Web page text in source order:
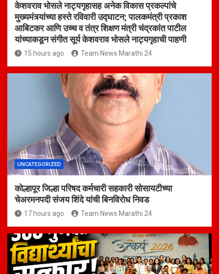
केशवराव भोसले नाट्यगृहासह अनेक विकास प्रकल्पांचे
मुख्यमंत्र्यांच्या हस्ते रविवारी उद्घाटन; पालकमंत्री प्रकाश
आबिटकर आणि उच्च व तंत्र शिक्षण मंत्री चंद्रकांत पाटील
यांच्याकडून संगीत सूर्य केशवराव भोसले नाट्यगृहाची पाहणी
15 hours ago Team News Marathi 24
UNCATEGORIZED
कोल्हापूर जिल्हा परिषद कर्मचारी सहकारी सोसायटीच्या
चेअरमनपदी संजय शिंदे यांची बिनविरोध निवड
17 hours ago Team News Marathi 24